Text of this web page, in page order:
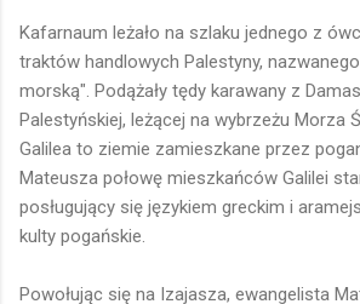
Kafarnaum leżało na szlaku jednego z
traktów handlowych Palestyny,
morską". Podążały tędy karawany z
Palestyńskiej, leżącej na wybrzeżu Morza
Galilea to ziemie zamieszkane przez
Mateusza połowę mieszkańców Galilei
posługujący się językiem greckim i
kulty pogańskie.
Powołując się na Izajasza, ewangelista